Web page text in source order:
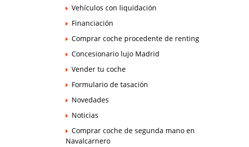
Vehículos con liquidación
Financiación
Comprar coche procedente de renting
Concesionario lujo Madrid
Vender tu coche
Formulario de tasación
Novedades
Noticias
Comprar coche de segunda mano en
Navalcarnero